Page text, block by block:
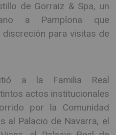
de Gorraiz & Spa, un
a Pamplona que
para visitas de
a la Familia Real
actos institucionales
por la Comunidad
al Palacio de Navarra, el